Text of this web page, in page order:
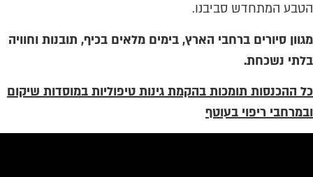
הטבע המתחדש סביבנו.
מגוון סיורים ברחבי הארץ, בימים מלאים בכיף, תובנות וחוויה
בלתי נשכחת.
כל ההכנסות תומכות בהקמת גינות טיפוליות במוסדות שיקום
ובמרחבי ריפוי בעוטף